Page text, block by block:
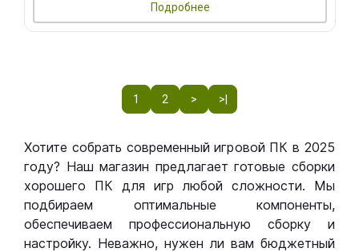
Подробнее
1 2 > >|
Хотите собрать современный игровой ПК в 2025
году? Наш магазин предлагает готовые сборки
хорошего ПК для игр любой сложности. Мы
подбираем оптимальные компоненты,
обеспечиваем профессиональную сборку и
настройку. Неважно, нужен ли вам бюджетный